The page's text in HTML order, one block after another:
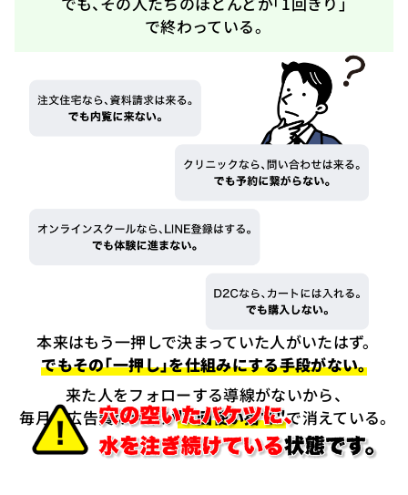
で終わっている。
本来はもう一押しで決まっていた人がいたはず。
でもその「一押し」を仕組みにする手段がない。
来た人をフォローする導線がないから、
毎月の広告費の大半が"1回使い捨て"で消えている。